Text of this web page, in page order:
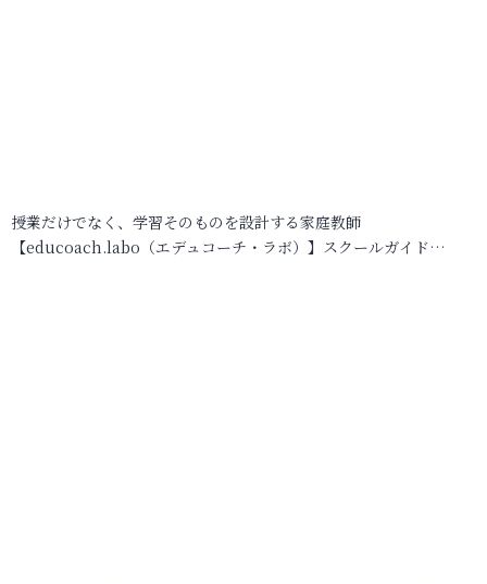
授業だけでなく、学習そのものを設計する家庭教師
【educoach.labo（エデュコーチ・ラボ）】スクールガイド…